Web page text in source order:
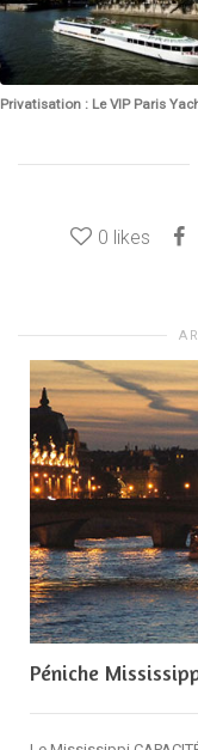
Privatisation : Le VIP Paris
0 likes
Péniche